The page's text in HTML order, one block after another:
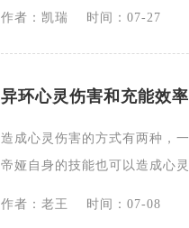
作者：凯瑞 时间：07-27
异环心灵伤害和充能效
造成心灵伤害的方式有两种，
帝娅自身的技能也可以造成心
作者：老王 时间：07-08